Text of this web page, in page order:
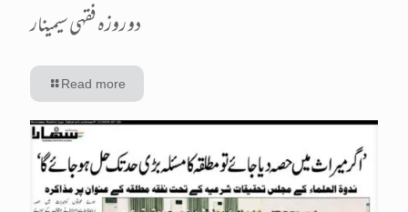
دو روزہ فقہی سیمینار
Read more